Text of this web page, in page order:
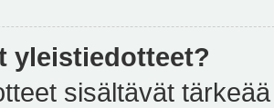
yleistiedotteet?
sisältävät